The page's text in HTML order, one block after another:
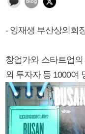
- 양재생 부산상의회
창업가와 스타트업의
외 투자자 등 1000여